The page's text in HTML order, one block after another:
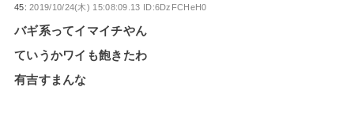
45:2019/10/24(木) 15:08:09.13 ID:6DzFCHeH0
バギ系ってイマイチやん
ていうかワイも飽きたわ
有吉すまんな